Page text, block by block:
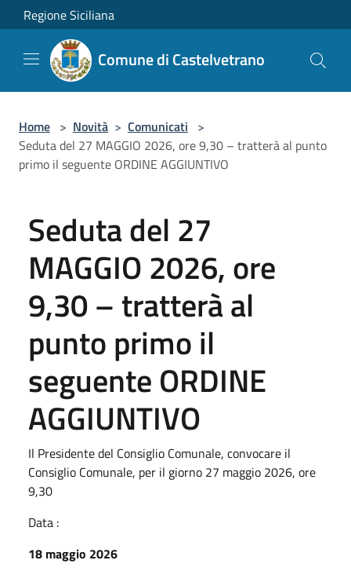
Salta al contenuto principale
Regione Siciliana
Comune di Castelvetrano
Home > Novità > Comunicati >
Seduta del 27 MAGGIO 2026, ore 9,30 – tratterà al punto
primo il seguente ORDINE AGGIUNTIVO
Seduta del 27
MAGGIO 2026, ore
9,30 – tratterà al
punto primo il
seguente ORDINE
AGGIUNTIVO
Il Presidente del Consiglio Comunale, convocare il
Consiglio Comunale, per il giorno 27 maggio 2026, ore
9,30
Data :
18 maggio 2026